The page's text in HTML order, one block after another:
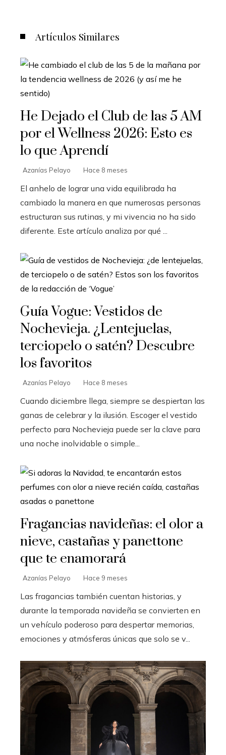
Artículos Similares
He Dejado el Club de las 5 AM
por el Wellness 2026: Esto es
lo que Aprendí
Azanías Pelayo Hace 8 meses
El anhelo de lograr una vida equilibrada ha
cambiado la manera en que numerosas personas
estructuran sus rutinas, y mi vivencia no ha sido
diferente. Este artículo analiza por qué ...
Guía Vogue: Vestidos de
Nochevieja. ¿Lentejuelas,
terciopelo o satén? Descubre
los favoritos
Azanías Pelayo Hace 8 meses
Cuando diciembre llega, siempre se despiertan las
ganas de celebrar y la ilusión. Escoger el vestido
perfecto para Nochevieja puede ser la clave para
una noche inolvidable o simple...
Fragancias navideñas: el olor a
nieve, castañas y panettone
que te enamorará
Azanías Pelayo Hace 9 meses
Las fragancias también cuentan historias, y
durante la temporada navideña se convierten en
un vehículo poderoso para despertar memorias,
emociones y atmósferas únicas que solo se v...